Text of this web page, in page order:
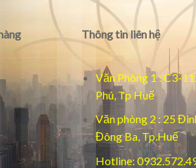
Thông tin liên hệ
Văn Phòng 1 : C3-
Phú, Tp Huế
Văn phòng 2 : 25
Đông Ba, Tp.Huế
Hotline: